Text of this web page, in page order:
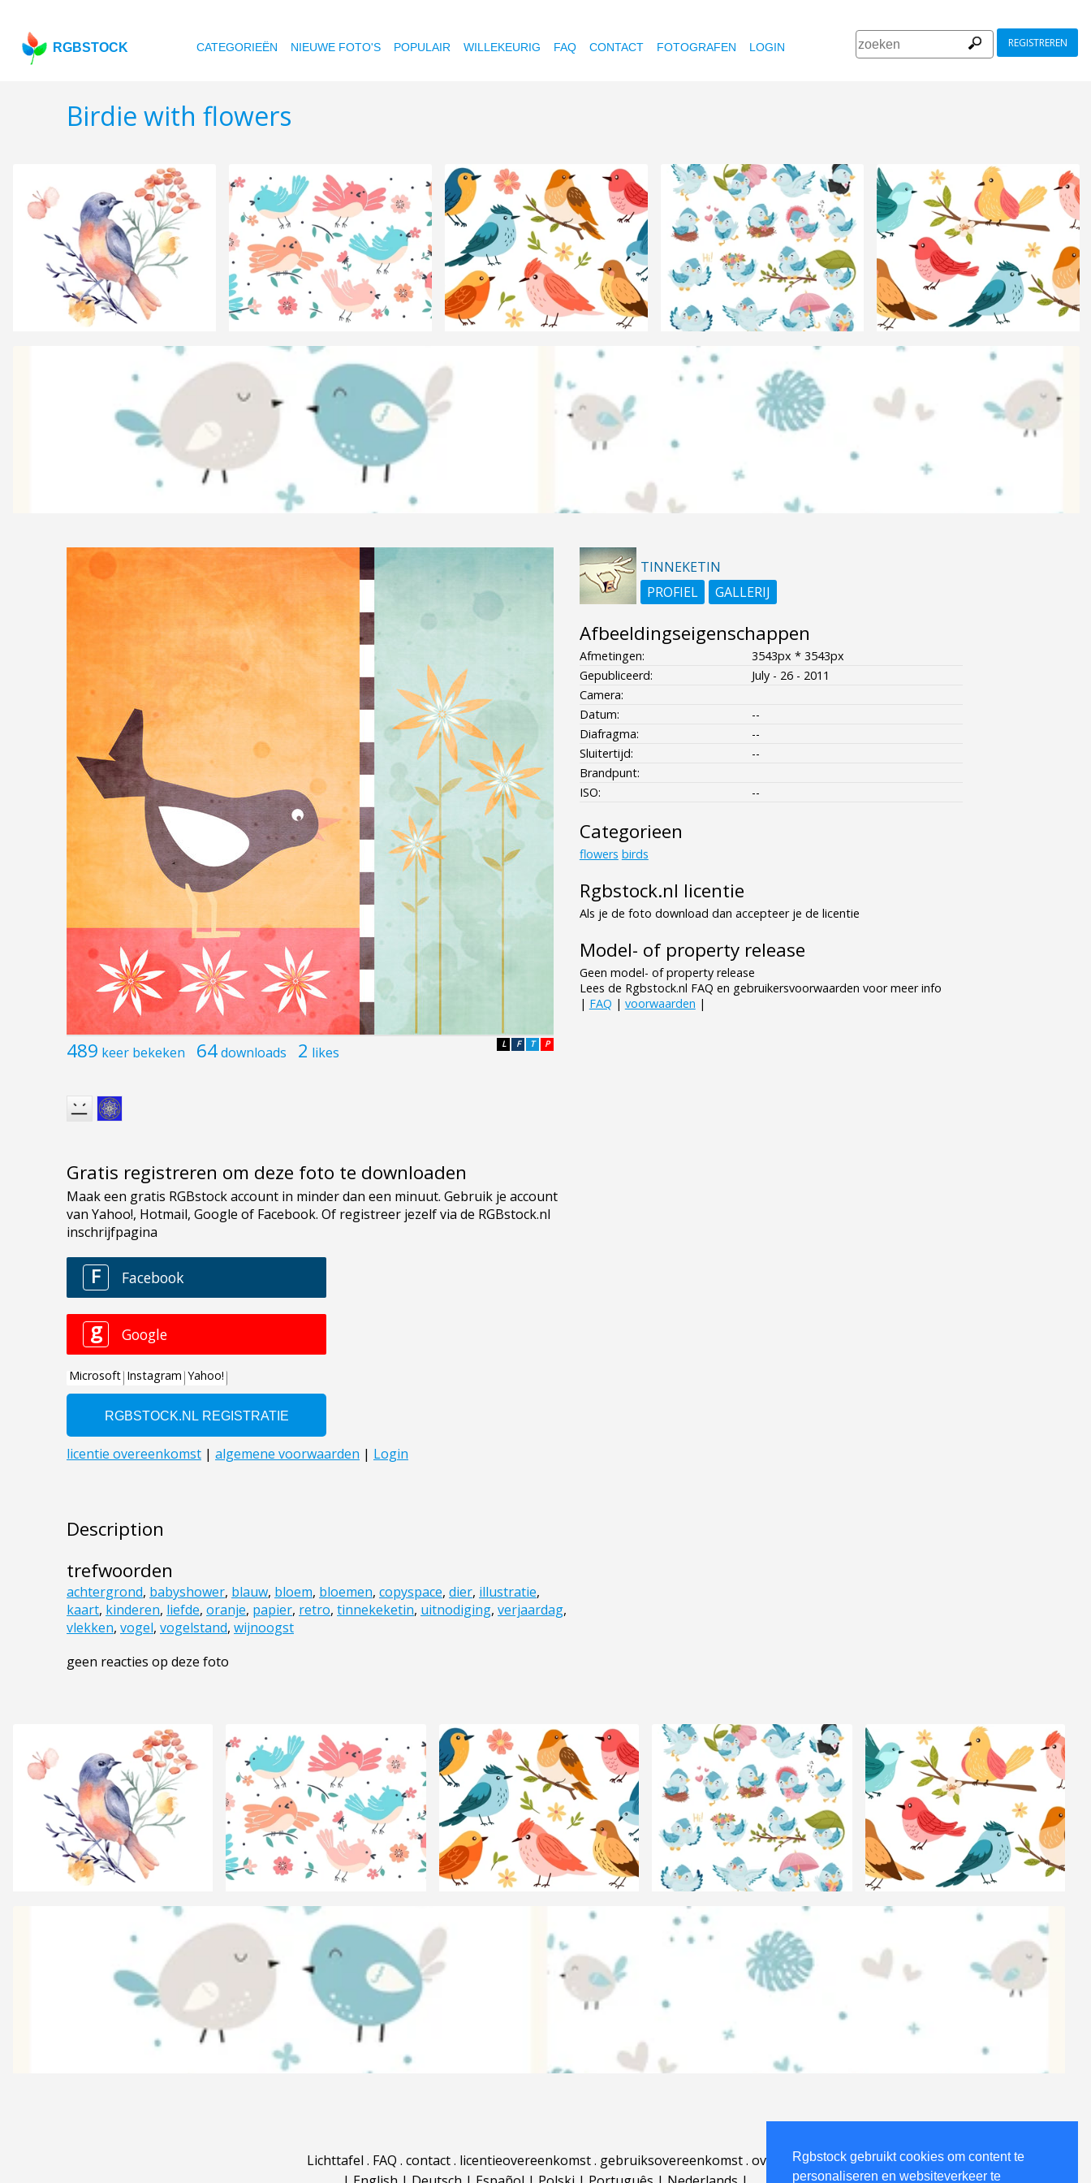
Rgbstock gebruikt cookies om content te
personaliseren en websiteverkeer te
RGBSTOCK CATEGORIEËN NIEUWE FOTO'S POPULAIR WILLEKEURIG FAQ CONTACT FOTOGRAFEN LOGIN REGISTREREN
Birdie with flowers
489 keer bekeken 64downloads 2 likes P
T
F
L
Gratis registreren om deze foto te downloaden
Description
trefwoorden
achtergrond, babyshower, blauw, bloem, bloemen, copyspace, dier, illustratie,
kaart, kinderen, liefde, oranje, papier, retro, tinnekeketin, uitnodiging, verjaardag,
vlekken, vogel, vogelstand, wijnoogst
geen reacties op deze foto
TINNEKETIN
PROFIEL
GALLERIJ
Afbeeldingseigenschappen
Afmetingen:
3543px * 3543px
Gepubliceerd:
July - 26 - 2011
Camera:
Datum:
--
Diafragma:
--
Sluitertijd:
--
Brandpunt:
ISO:
--
Categorieen
flowers birds
Rgbstock.nl licentie
Als je de foto download dan accepteer je de licentie
Model- of property release
Geen model- of property release
Lees de Rgbstock.nl FAQ en gebruikersvoorwaarden voor meer info
| FAQ | voorwaarden |
Lichttafel . FAQ . contact. licentieovereenkomst. gebruiksovereenkomst. over